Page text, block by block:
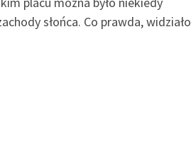
Odkurzamy bohaterów
słońca. Co prawda, widziało